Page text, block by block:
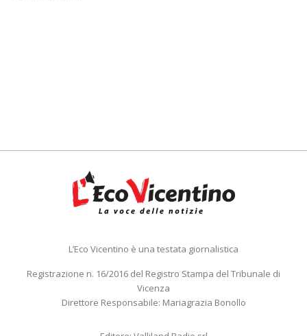
L’Eco Vicentino è una testata giornalistica
Registrazione n. 16/2016 del Registro Stampa del Tribunale di
Vicenza
Direttore Responsabile: Mariagrazia Bonollo